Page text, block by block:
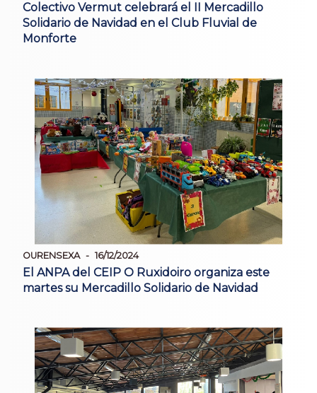
Colectivo Vermut celebrará el II Mercadillo
Solidario de Navidad en el Club Fluvial de
Monforte
OURENSEXA 16/12/2024
El ANPA del CEIP O Ruxidoiro organiza este
martes su Mercadillo Solidario de Navidad